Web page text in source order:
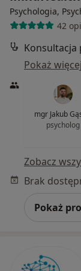
Psychologia,
42
Konsultacja
Pokaż
mgr Jakub
psycholog
Zobacz
Pokaż